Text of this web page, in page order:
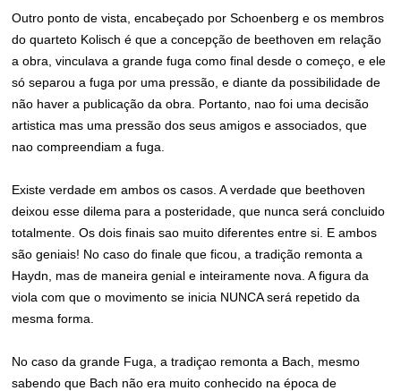
Outro ponto de vista, encabeçado por Schoenberg e os membros
do quarteto Kolisch é que a concepção de beethoven em relação
a obra, vinculava a grande fuga como final desde o começo, e ele
só separou a fuga por uma pressão, e diante da possibilidade de
não haver a publicação da obra. Portanto, nao foi uma decisão
artistica mas uma pressão dos seus amigos e associados, que
nao compreendiam a fuga.
Existe verdade em ambos os casos. A verdade que beethoven
deixou esse dilema para a posteridade, que nunca será concluido
totalmente. Os dois finais sao muito diferentes entre si. E ambos
são geniais! No caso do finale que ficou, a tradição remonta a
Haydn, mas de maneira genial e inteiramente nova. A figura da
viola com que o movimento se inicia NUNCA será repetido da
mesma forma.
No caso da grande Fuga, a tradiçao remonta a Bach, mesmo
sabendo que Bach não era muito conhecido na época de